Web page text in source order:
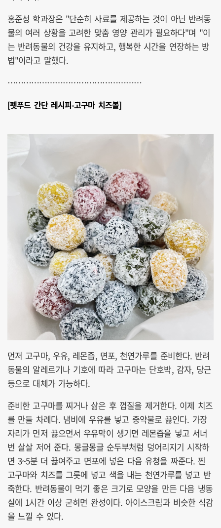
홍준성 학과장은 "단순히 사료를 제공하는 것이 아닌 반려동
물의 여러 상황을 고려한 맞춤 영양 관리가 필요하다"며 "이
는 반려동물의 건강을 유지하고, 행복한 시간을 연장하는 방
법"이라고 말했다.
……………………………………………
[펫푸드 간단 레시피-고구마 치즈볼]
먼저 고구마, 우유, 레몬즙, 면포, 천연가루를 준비한다. 반려
동물의 알레르기나 기호에 따라 고구마는 단호박, 감자, 당근
등으로 대체가 가능하다.
준비한 고구마를 찌거나 삶은 후 껍질을 제거한다. 이제 치즈
를 만들 차례다. 냄비에 우유를 넣고 중약불로 끓인다. 가장
자리가 먼저 끓으면서 우유막이 생기면 레몬즙을 넣고 서너
번 살살 저어 준다. 몽글몽글 순두부처럼 덩어리지기 시작하
면 3~5분 더 끓여주고 면포에 넣은 다음 유청을 짜준다. 찐
고구마와 치즈를 그릇에 넣고 색을 내는 천연가루를 넣고 반
죽한다. 반려동물이 먹기 좋은 크기로 모양을 만든 다음 냉동
실에 1시간 이상 굳히면 완성이다. 아이스크림과 비슷한 식감
을 느낄 수 있다.